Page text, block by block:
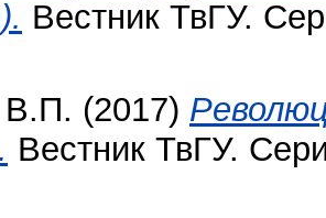
Вестник ТвГУ.
В.П. (2017)
Вестник ТвГУ.